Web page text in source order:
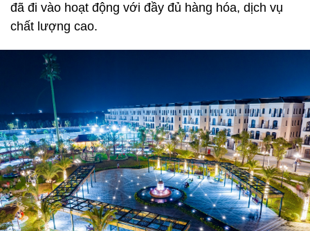
đã đi vào hoạt động với đầy đủ hàng hóa, dịch vụ
chất lượng cao.